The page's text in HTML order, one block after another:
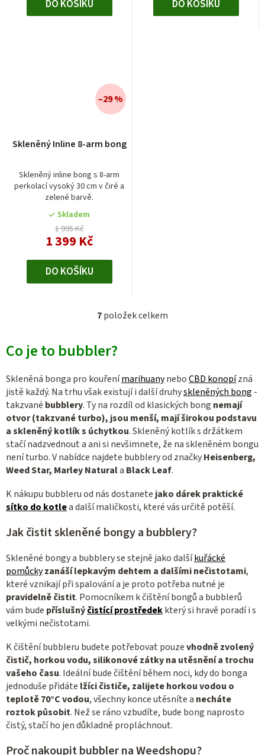
DO KOŠÍKU DO KOŠÍKU
Skleněný Inline 8-arm bong
Skleněný inline bong s 8-arm
perkolací vysoký 30 cm v čiré a
zelené barvě.
hodnocení
je
5,0
z
5
hvězdiček.
Skladem
1 995 Kč
1 399 Kč
–29 %
DO KOŠÍKU
O
d
a
c
í
p
r
v
k
y
v
p
s
u
7položek celkem
Co je to bubbler?
Skleněná bonga pro kouřenímarihuanyneboCBD konopízná
jistě každý. Na trhu však existují i další druhyskleněných bong -
takzvané bubblery. Ty na rozdíl od klasických bong nemají
otvor (takzvané turbo), jsou menší, mají širokou podstavu
a skleněný kotlík s úchytkou. Skleněný kotlík s držátkem
stačí nadzvednout a ani si nevšimnete, že na skleněném bongu
není turbo. V nabídce najdete bubblery od značkyHeisenberg,
Weed Star, Marley Naturala Black Leaf.
K nákupu bubbleru od nás dostanete jako dárek praktické
sítko do kotlea další maličkosti, které vás určitě potěší.
Jak čistit skleněné bongy a bubblery?
Skleněné bongy a bubblery se stejně jako dalšíkuřácké
pomůckyzanáší lepkavým dehtem a dalšími nečistotami,
které vznikají při spalování a je proto potřeba nutné je
pravidelně čistit. Pomocníkem k čištění bongů a bubblerů
vám bude příslušnýčistící prostředekkterý si hravě poradí i s
velkými nečistotami.
K čištění bubbleru budete potřebovat pouzevhodnězvolený
čistič, horkou vodu, silikonové zátky na utěsnění a trochu
vašeho času. Ideální bude čištění během noci, kdy do bonga
jednoduše přidáte lžíci čističe, zalijete horkou vodou o
teplotě 70°C vodou, všechny konce utěsníte a necháte
roztok působit. Než se ráno vzbudíte, bude bong naprosto
čistý, stačí ho jen důkladně propláchnout.
Proč nakoupit bubbler na Weedshopu?